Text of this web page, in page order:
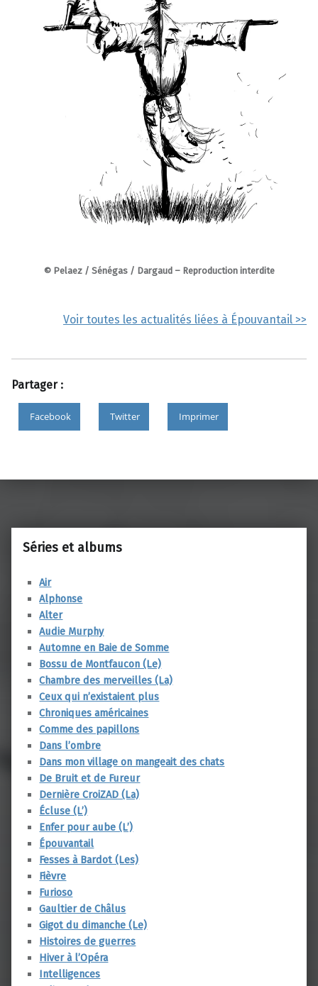
© Pelaez / Sénégas / Dargaud – Reproduction interdite
Voir toutes les actualités liées à Épouvantail >>
Partager :
Facebook Twitter Imprimer
Séries et albums
Air
Alphonse
Alter
Audie Murphy
Automne en Baie de Somme
Bossu de Montfaucon (Le)
Chambre des merveilles (La)
Ceux qui n’existaient plus
Chroniques américaines
Comme des papillons
Dans l’ombre
Dans mon village on mangeait des chats
De Bruit et de Fureur
Dernière CroiZAD (La)
Écluse (L’)
Enfer pour aube (L’)
Épouvantail
Fesses à Bardot (Les)
Fièvre
Furioso
Gaultier de Châlus
Gigot du dimanche (Le)
Histoires de guerres
Hiver à l’Opéra
Intelligences